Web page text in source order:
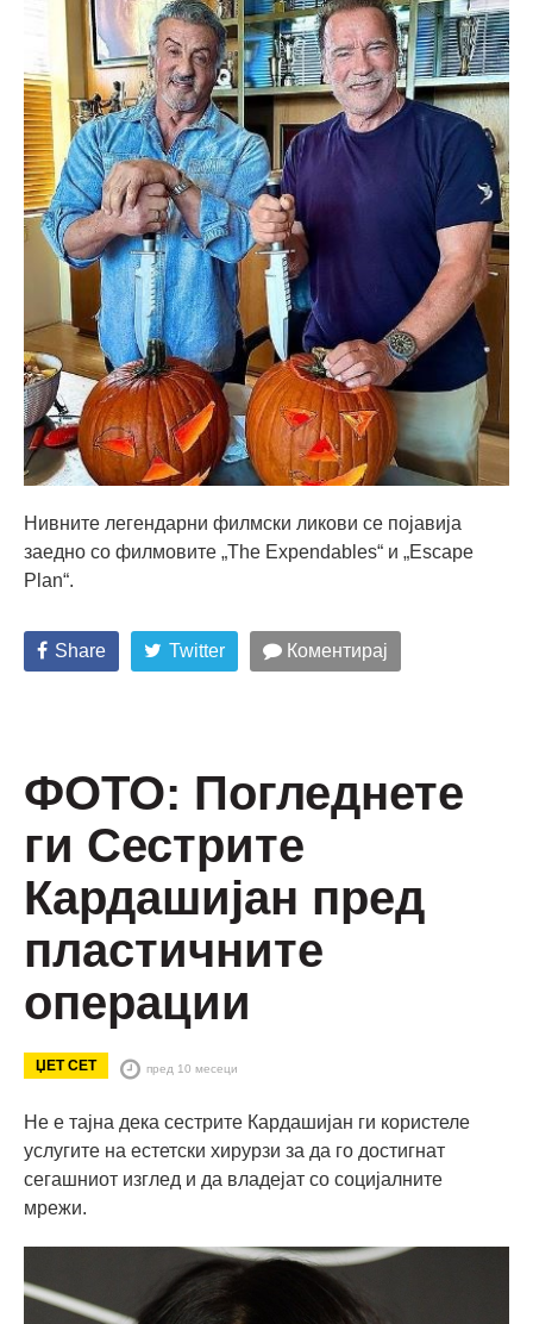
Нивните легендарни филмски ликови се појавија
заедно со филмовите „The Expendables“ и „Escape
Plan“.
Share Twitter Коментирај
ФОТО: Погледнете
ги Сестрите
Кардашијан пред
пластичните
операции
ЏЕТ СЕТ пред 10 месеци
Не е тајна дека сестрите Кардашијан ги користеле
услугите на естетски хирурзи за да го достигнат
сегашниот изглед и да владејат со социјалните
мрежи.